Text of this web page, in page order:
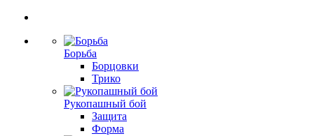
Борьба
Борцовки
Трико
Рукопашный бой
Защита
Форма